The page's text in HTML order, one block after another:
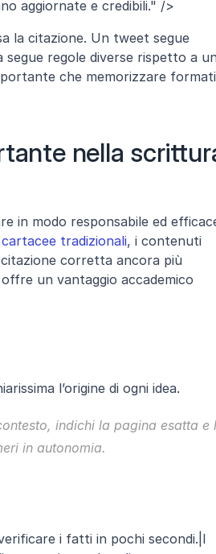
aggiornate e credibili." />
la citazione. Un tweet segue
regole diverse rispetto a
che memorizzare formati
nella
in modo responsabile ed
tradizionali, i contenuti
corretta ancora più
un vantaggio accademico
l’origine di ogni idea.
indichi la pagina esatta e
in autonomia.
i fatti in pochi secondi.|I